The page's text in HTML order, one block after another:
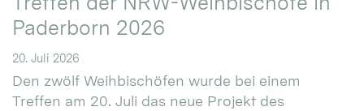
Paderborn 2026
20. Juli 2026
Den zwölf Weihbischöfen wurde bei einem
Treffen am 20. Juli das neue Projekt des